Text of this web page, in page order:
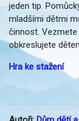
jeden tip.
mladšími dětmi
činnost.
obkreslujete
Hra ke stažení